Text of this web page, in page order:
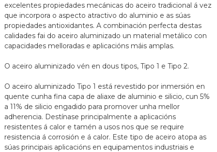
excelentes propiedades mecánicas do aceiro tradicional á vez
que incorpora o aspecto atractivo do aluminio e as súas
propiedades antioxidantes. A combinación perfecta destas
calidades fai do aceiro aluminizado un material metálico con
capacidades melloradas e aplicacións máis amplas.
O aceiro aluminizado vén en dous tipos, Tipo 1 e Tipo 2.
O aceiro aluminizado Tipo 1 está revestido por inmersión en
quente cunha fina capa de aliaxe de aluminio e silicio, cun 5%
a 11% de silicio engadido para promover unha mellor
adherencia. Destínase principalmente a aplicacións
resistentes á calor e tamén a usos nos que se require
resistencia á corrosión e á calor. Este tipo de aceiro atopa as
súas principais aplicacións en equipamentos industriais e